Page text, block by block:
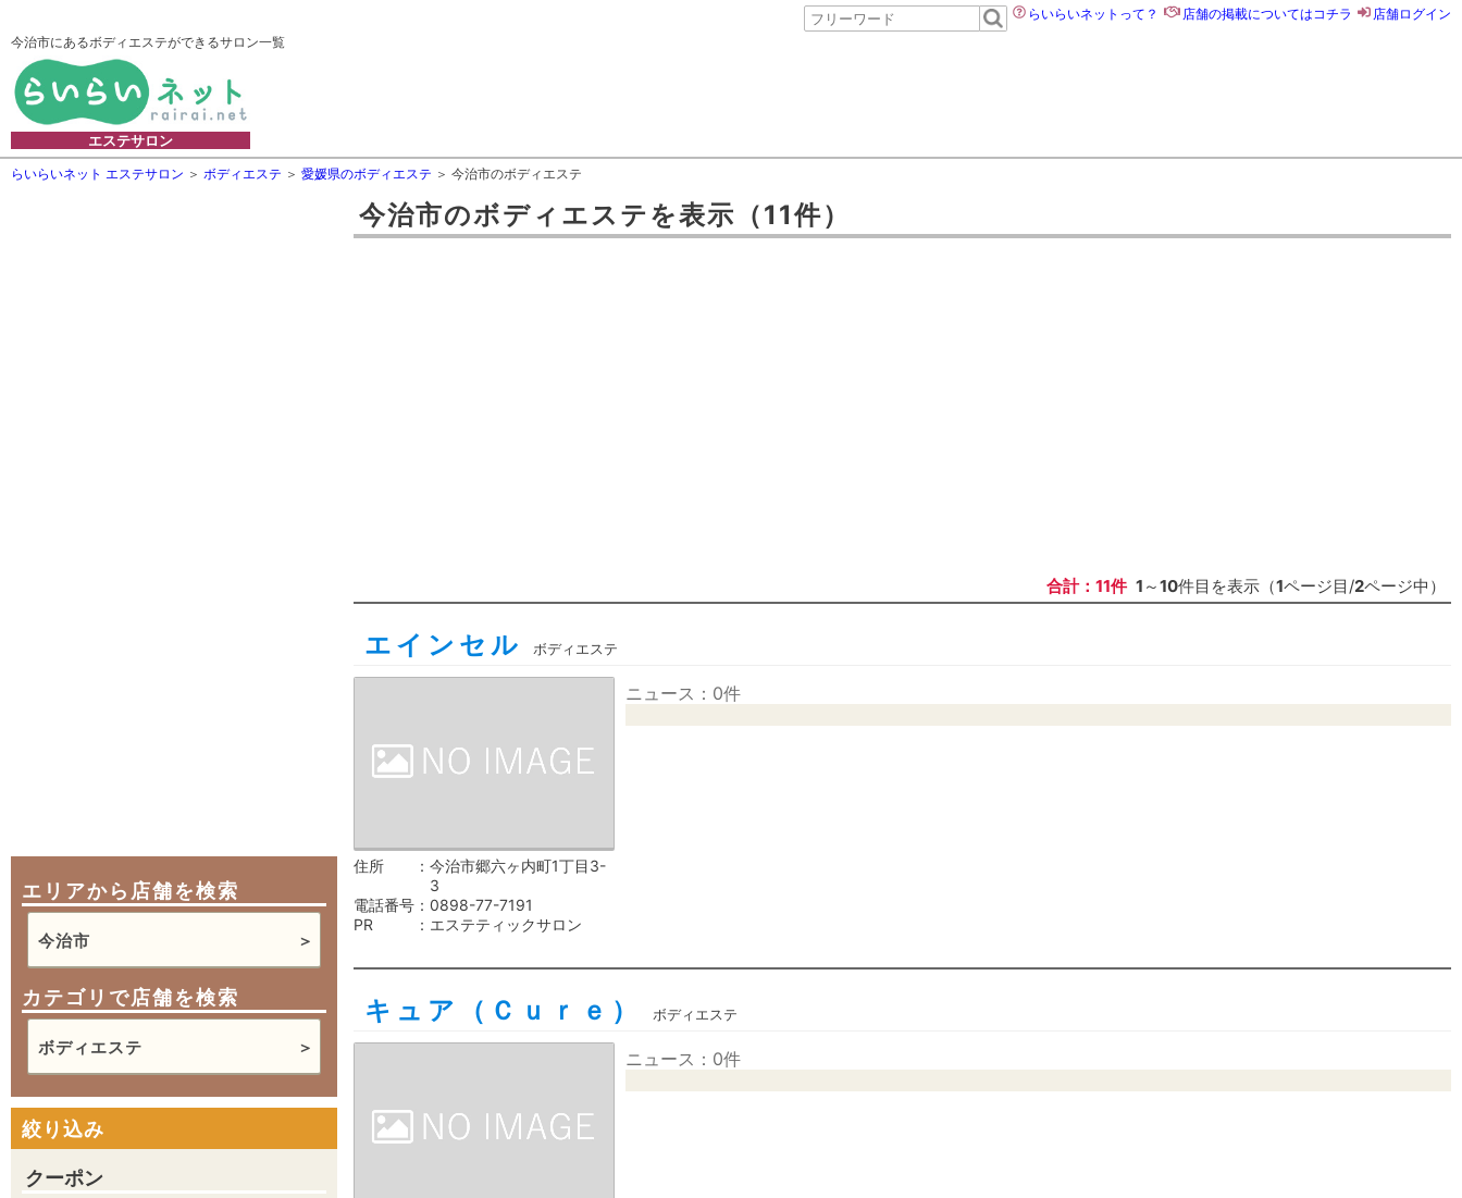
今治市にあるボディエステができるサロン一覧
エステサロン
らいらいネットって？ 店舗の掲載についてはコチラ 店舗ログイン
らいらいネット エステサロン ボディエステ 愛媛県のボディエステ 今治市のボディエステ
エリアから店舗を検索
今治市
カテゴリで店舗を検索
ボディエステ
絞り込み
クーポン
今治市のボディエステ を表示 （11件）
合計：11件 1 ～10件目を表示（1ページ目/2ページ中）
エインセル ボディエステ
住所
今治市郷六ヶ内町1丁目3-
3
電話番号
0898-77-7191
PR
エステティックサロン
ニュース：0件
キュア（Ｃｕｒｅ） ボディエステ
ニュース：0件